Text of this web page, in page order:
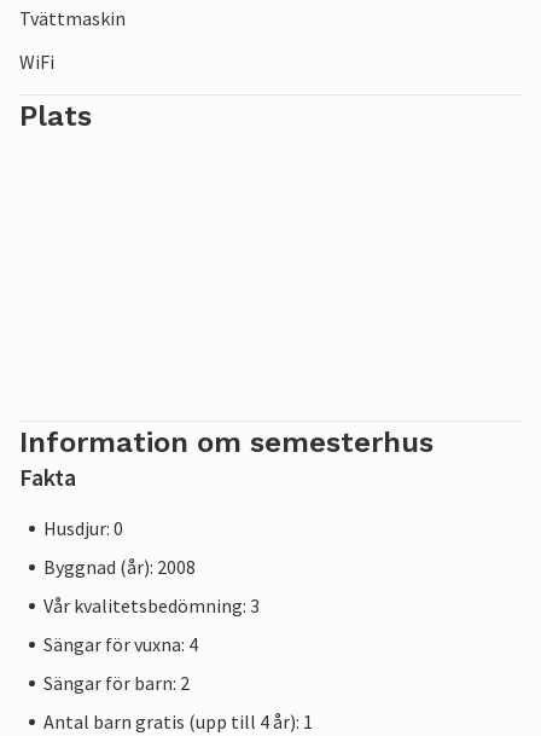
Tvättmaskin
WiFi
Plats
Information om semesterhus
Fakta
Husdjur: 0
Byggnad (år): 2008
Vår kvalitetsbedömning: 3
Sängar för vuxna: 4
Sängar för barn: 2
Antal barn gratis (upp till 4 år): 1